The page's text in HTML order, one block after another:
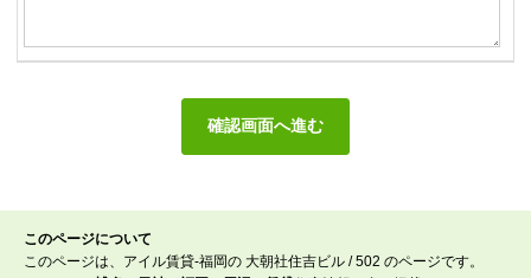
このページについて
このページは、アイル賃貸-福岡の 大朝社住吉ビル / 502 のページです。